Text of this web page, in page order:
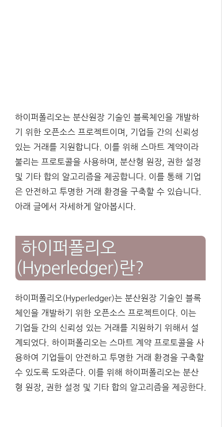
하이퍼폴리오는 분산원장 기술인 블록체인을 개발하
기 위한 오픈소스 프로젝트이며, 기업들 간의 신뢰성
있는 거래를 지원합니다. 이를 위해 스마트 계약이라
불리는 프로토콜을 사용하며, 분산형 원장, 권한 설정
및 기타 합의 알고리즘을 제공합니다. 이를 통해 기업
은 안전하고 투명한 거래 환경을 구축할 수 있습니다.
아래 글에서 자세하게 알아봅시다.
하이퍼폴리오
(Hyperledger)란?
하이퍼폴리오(Hyperledger)는 분산원장 기술인 블록
체인을 개발하기 위한 오픈소스 프로젝트이다. 이는
기업들 간의 신뢰성 있는 거래를 지원하기 위해서 설
계되었다. 하이퍼폴리오는 스마트 계약 프로토콜을 사
용하여 기업들이 안전하고 투명한 거래 환경을 구축할
수 있도록 도와준다. 이를 위해 하이퍼폴리오는 분산
형 원장, 권한 설정 및 기타 합의 알고리즘을 제공한다.